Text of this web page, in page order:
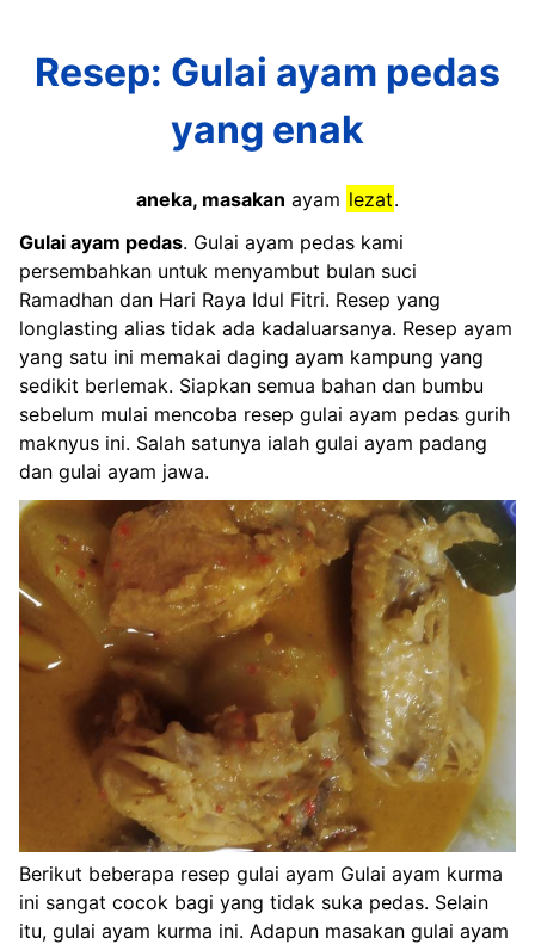
Resep: Gulai ayam pedas
yang enak
aneka, masakan ayam lezat.
Gulai ayam pedas. Gulai ayam pedas kami
persembahkan untuk menyambut bulan suci
Ramadhan dan Hari Raya Idul Fitri. Resep yang
longlasting alias tidak ada kadaluarsanya. Resep ayam
yang satu ini memakai daging ayam kampung yang
sedikit berlemak. Siapkan semua bahan dan bumbu
sebelum mulai mencoba resep gulai ayam pedas gurih
maknyus ini. Salah satunya ialah gulai ayam padang
dan gulai ayam jawa.
Berikut beberapa resep gulai ayam Gulai ayam kurma
ini sangat cocok bagi yang tidak suka pedas. Selain
itu, gulai ayam kurma ini. Adapun masakan gulai ayam